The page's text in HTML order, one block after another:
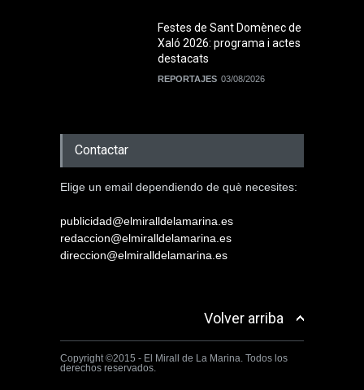
Festes de Sant Domènec de
Xaló 2026: programa i actes
destacats
REPORTAJES 03/08/2026
Contactar
Elige un email dependiendo de què necesites:
publicidad@elmiralldelamarina.es
redaccion@elmiralldelamarina.es
direccion@elmiralldelamarina.es
Volver arriba
Copyright ©2015 - El Mirall de La Marina. Todos los
derechos reservados.